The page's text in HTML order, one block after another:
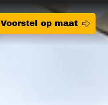
Voorstel op maat